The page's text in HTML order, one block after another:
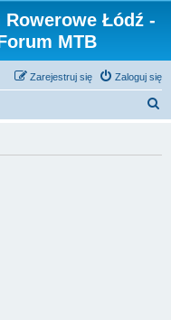
Łódź -
MTB
Zaloguj się
Zarejestruj się